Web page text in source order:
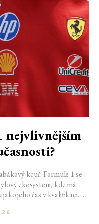
nejvlivnějším
kouř. Formule 1 se
ekosystém, kde má
jeho čas v kvalifikaci.
manželek a partnerek